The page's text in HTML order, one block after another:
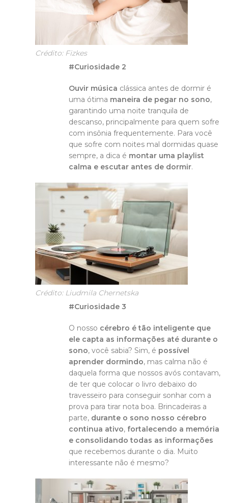
Crédito: Fizkes
#Curiosidade 2
Ouvir música clássica antes de dormir é
uma ótima maneira de pegar no sono,
garantindo uma noite tranquila de
descanso, principalmente para quem sofre
com insônia frequentemente. Para você
que sofre com noites mal dormidas quase
sempre, a dica é montar uma playlist
calma e escutar antes de dormir.
Crédito: Liudmila Chernetska
#Curiosidade 3
O nosso cérebro é tão inteligente que
ele capta as informações até durante o
sono, você sabia? Sim, é possível
aprender dormindo, mas calma não é
daquela forma que nossos avós contavam,
de ter que colocar o livro debaixo do
travesseiro para conseguir sonhar com a
prova para tirar nota boa. Brincadeiras a
parte, durante o sono nosso cérebro
continua ativo, fortalecendo a memória
e consolidando todas as informações
que recebemos durante o dia. Muito
interessante não é mesmo?